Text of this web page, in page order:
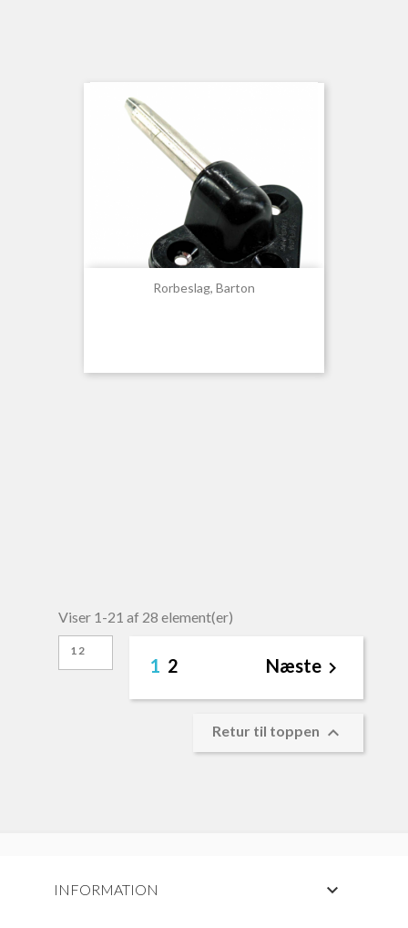
Rorbeslag, Barton
Viser 1-21 af 28 element(er)
12
1 2 Næste 
Retur til toppen 
INFORMATION 